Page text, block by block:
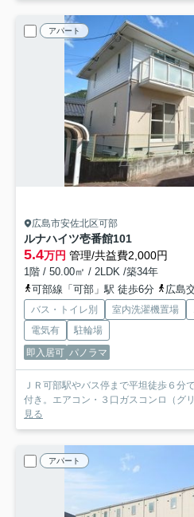
アパート
広島市安佐北区可部
ルナハイツ壱番館101
5.4万円 管理/共益費2,000円
1階 / 50.00㎡ / 2LDK /築34年
可部線「可部」駅 徒歩6分
広島交通・
バス・トイレ別 室内洗濯機置場
電気有
駐輪場
即入居可 パノラマ
ＪＲ可部駅やバス停まで平坦徒歩６分
付き。エアコン・３口ガスコンロ（グ
見る
アパート